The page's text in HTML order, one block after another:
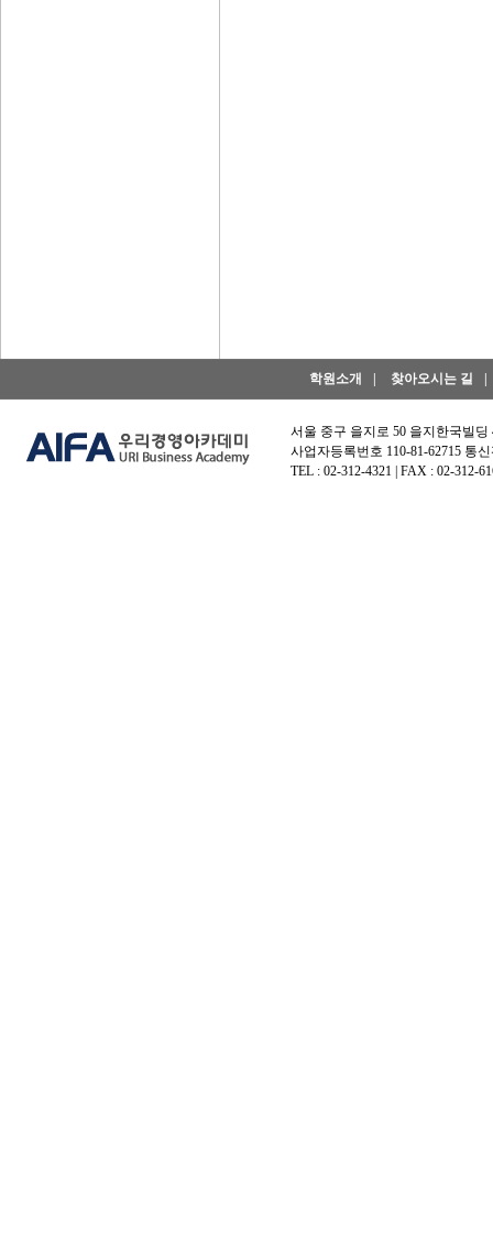
학원소개 찾아오시는 길
서울 중구 을지로 50 을지한국빌
사업자등록번호 110-81-62715 통
TEL : 02-312-4321 | FAX : 02-312-